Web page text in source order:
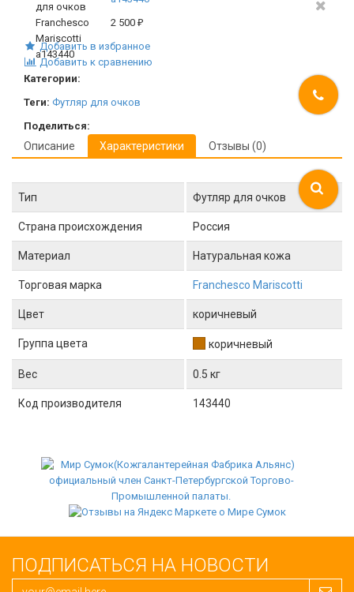
2 500 ₽
Добавить в избранное
Добавить к сравнению
Категории:
Теги: Футляр для очков
Поделиться:
Описание Характеристики Отзывы (0)
Тип Футляр для очков
Страна происхождения Россия
Материал Натуральная кожа
Торговая марка Franchesco Mariscotti
Цвет коричневый
Группа цвета коричневый
Вес 0.5 кг
Код производителя 143440
ПОДПИСАТЬСЯ НА НОВОСТИ